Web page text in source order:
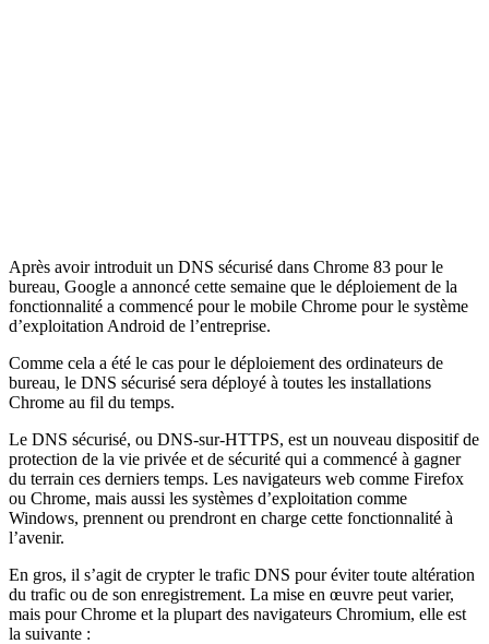
Après avoir introduit un DNS sécurisé dans Chrome 83 pour le
bureau, Google a annoncé cette semaine que le déploiement de la
fonctionnalité a commencé pour le mobile Chrome pour le système
d’exploitation Android de l’entreprise.
Comme cela a été le cas pour le déploiement des ordinateurs de
bureau, le DNS sécurisé sera déployé à toutes les installations
Chrome au fil du temps.
Le DNS sécurisé, ou DNS-sur-HTTPS, est un nouveau dispositif de
protection de la vie privée et de sécurité qui a commencé à gagner
du terrain ces derniers temps. Les navigateurs web comme Firefox
ou Chrome, mais aussi les systèmes d’exploitation comme
Windows, prennent ou prendront en charge cette fonctionnalité à
l’avenir.
En gros, il s’agit de crypter le trafic DNS pour éviter toute altération
du trafic ou de son enregistrement. La mise en œuvre peut varier,
mais pour Chrome et la plupart des navigateurs Chromium, elle est
la suivante :